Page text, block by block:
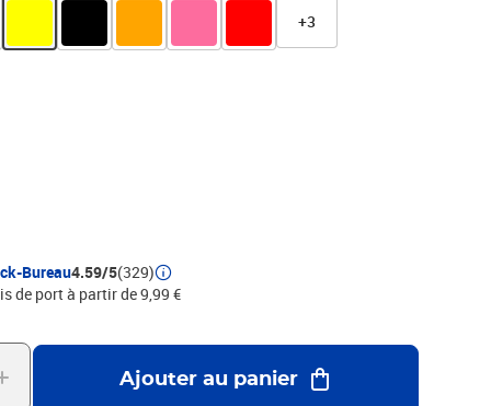
+3
Bureau4.59/5(329)
de port à partir de 9,99 €
Ajouter au panier